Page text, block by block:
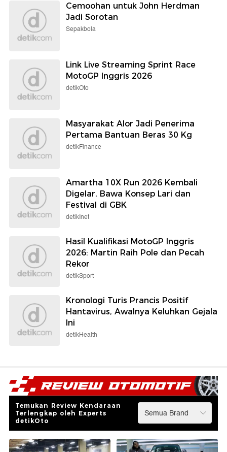
Cemoohan untuk John Herdman
Jadi Sorotan
Sepakbola
Link Live Streaming Sprint Race
MotoGP Inggris 2026
detikOto
Masyarakat Alor Jadi Penerima
Pertama Bantuan Beras 30 Kg
detikFinance
Amartha 10X Run 2026 Kembali
Digelar, Bawa Konsep Lari dan
Festival di GBK
detikInet
Hasil Kualifikasi MotoGP Inggris
2026: Martin Raih Pole dan Pecah
Rekor
detikSport
Kronologi Turis Prancis Positif
Hantavirus, Awalnya Keluhkan Gejala
Ini
detikHealth
Temukan Review Kendaraan
Terlengkap oleh Experts
detikOto